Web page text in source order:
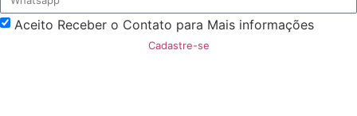
Aceito Receber o Contato para Mais informações
Cadastre-se